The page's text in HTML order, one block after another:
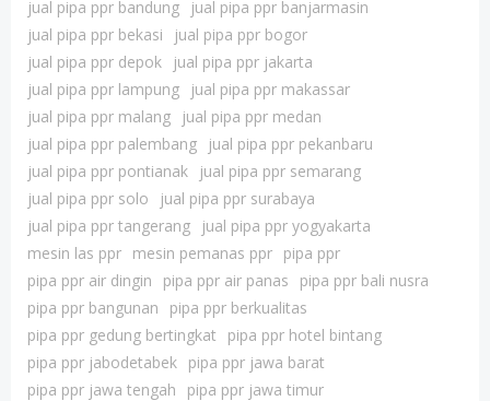
jual pipa ppr bandung
jual pipa ppr banjarmasin
jual pipa ppr bekasi
jual pipa ppr bogor
jual pipa ppr depok
jual pipa ppr jakarta
jual pipa ppr lampung
jual pipa ppr makassar
jual pipa ppr malang
jual pipa ppr medan
jual pipa ppr palembang
jual pipa ppr pekanbaru
jual pipa ppr pontianak
jual pipa ppr semarang
jual pipa ppr solo
jual pipa ppr surabaya
jual pipa ppr tangerang
jual pipa ppr yogyakarta
mesin las ppr mesin pemanas ppr pipa ppr
pipa ppr air dingin
pipa ppr air panas
pipa ppr bali nusra
pipa ppr bangunan
pipa ppr berkualitas
pipa ppr gedung bertingkat
pipa ppr hotel bintang
pipa ppr jabodetabek pipa ppr jawa barat
pipa ppr jawa tengah
pipa ppr jawa timur